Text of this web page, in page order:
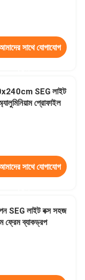
সাথে যোগাযোগ
SEG লাইট
প্রোফাইল
সাথে যোগাযোগ
SEG লাইট বক্স সহজ
ফ্রেম ব্যাকড্রপ